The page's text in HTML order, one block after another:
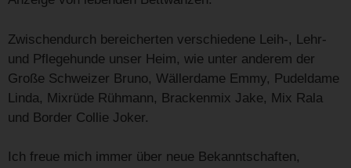
Zwischendurch bereicherten verschiedene Leih-, Lehr-
und Pflegehunde unser Heim, wie unter anderem der
Große Schweizer Bruno, Wällerdame Emmy, Pudeldame
Linda, Mixrüde Rühmann, Brackenmix Jake, Mix Rala
und Border Collie Joker.
Ich freue mich immer über neue Bekanntschaften,